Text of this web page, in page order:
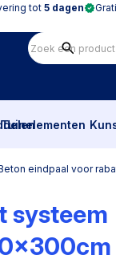
tot 5 dagen
Tuinelementen
eindpaal voor
systeem